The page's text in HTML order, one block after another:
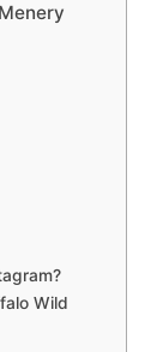
Wild